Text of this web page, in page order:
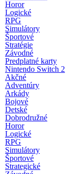
Horor
Logické
RPG
Simulátory
Športové
Stratégie
Závodné
Predplatné karty
Nintendo Switch 2
Akčné
Adventúry
Arkády
Bojové
Detské
Dobrodružné
Horor
Logické
RPG
Simulátory
Športové
Strategické